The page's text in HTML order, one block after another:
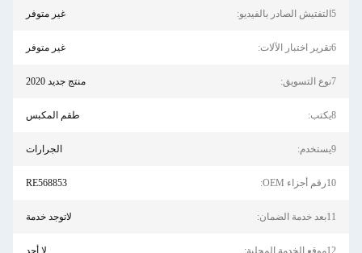
5التفتيش الصادر بالفيديو: غير متوفر
6تقرير اختبار الآلات: غير متوفر
7نوع التسويق: منتج جديد 2020
8يكتب: طقم المكبس
9يستخدم: الجرارات
10رقم أجزاء OEM: RE568853
11بعد خدمة الضمان: لاتوجد خدمة
12موقع الخدمة المحلية: لا أحد